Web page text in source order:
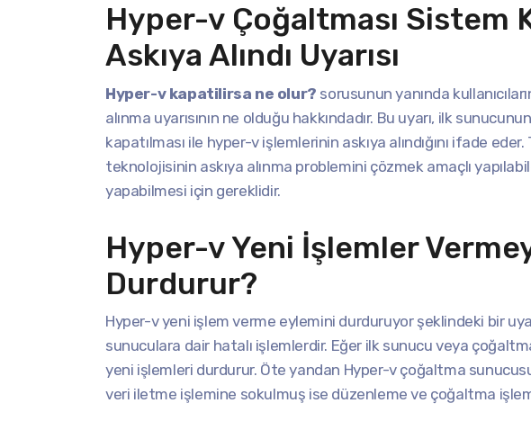
Hyper-v Çoğaltması Sistem
Askıya Alındı Uyarısı
Hyper-v kapatilirsa ne olur? sorusunun yanında
alınma uyarısının ne olduğu hakkındadır. Bu uyarı, ilk
kapatılması ile hyper-v işlemlerinin askıya alındığını ifade
teknolojisinin askıya alınma problemini çözmek amaçlı
yapabilmesi için gereklidir.
Hyper-v Yeni İşlemler
Durdurur?
Hyper-v yeni işlem verme eylemini durduruyor şeklindeki bir
sunuculara dair hatalı işlemlerdir. Eğer ilk sunucu veya
yeni işlemleri durdurur. Öte yandan Hyper-v çoğaltma
veri iletme işlemine sokulmuş ise düzenleme ve çoğaltma